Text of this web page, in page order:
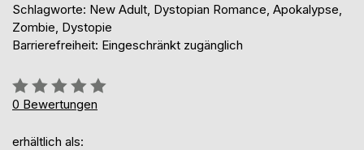
Schlagworte: New Adult, Dystopian Romance, Apokalypse,
Zombie, Dystopie
Barrierefreiheit: Eingeschränkt zugänglich
Bewertung::
0%
0 Bewertungen
erhältlich als: